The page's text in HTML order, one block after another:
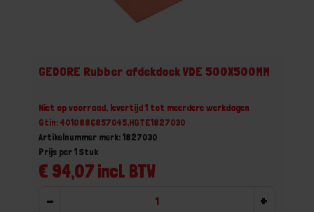
GEDORE Rubber afdekdoek VDE 500X500MM
Niet op voorraad, levertijd 1 tot meerdere werkdagen
Gtin: 4010886857045,HGTE1827030
Artikelnummer merk: 1827030
€ 94,07 incl. BTW
Prijs per 1 Stuk
- +